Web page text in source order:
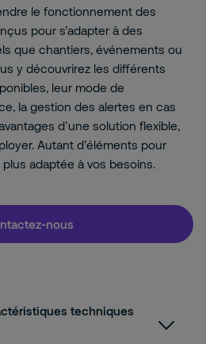
le fonctionnement des
pour s’adapter à des
que chantiers, événements ou
y découvrirez les différents
leur mode de
la gestion des alertes en cas
d’une solution flexible,
Autant d’éléments pour
adaptée à vos besoins.
nous
techniques